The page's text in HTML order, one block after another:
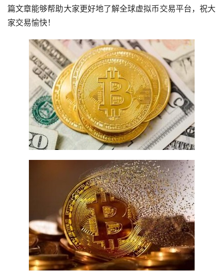
篇文章能够帮助大家更好地了解全球虚拟币交易平台，祝大
家交易愉快！